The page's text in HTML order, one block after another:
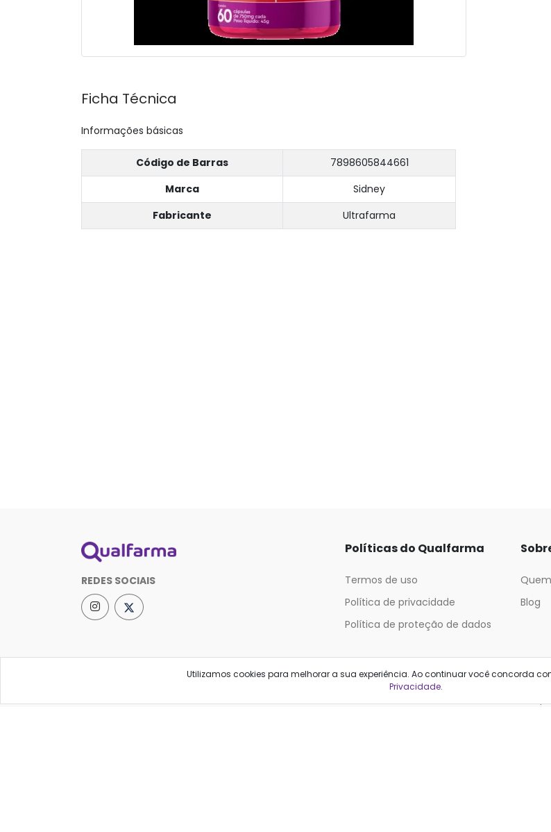
Ficha Técnica
Informações básicas
Código de Barras
7898605844661
Marca
Sidney
Fabricante
Ultrafarma
REDES SOCIAIS
Políticas do Qualfarma
Termos de uso
Política de privacidade
Política de proteção de dados
Blog
Categorias
Utilizamos cookies para melhorar a sua experiência. Ao continuar você concorda
Privacidade.